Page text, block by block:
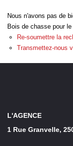
Budget max
Nous n'avons pas de
Bois de chasse pour
Re-soumettre la
Transmettez-nous
L'AGENCE
1 Rue Granvelle,